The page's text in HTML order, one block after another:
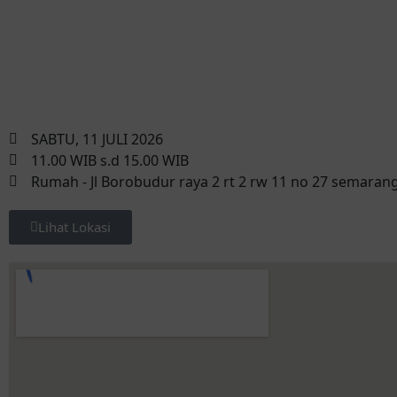
SABTU, 11 JULI 2026
11.00 WIB s.d 15.00 WIB
Rumah - Jl Borobudur raya 2 rt 2 rw 11 no 27
Lihat Lokasi